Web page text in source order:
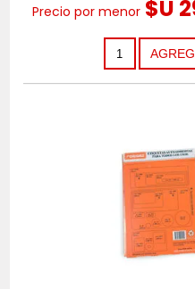
Precio por menor $U